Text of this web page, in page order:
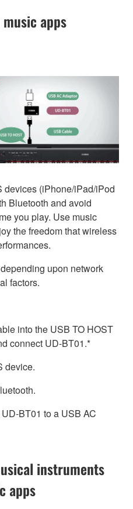
apps
devices (iPhone/iPad/iPod
Bluetooth and avoid
you play. Use music
the freedom that wireless
upon network
factors.
into the USB TO HOST
connect UD-BT01.*
device.
BT01 to a USB AC
instruments
apps